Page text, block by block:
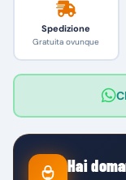
Spedizione
Gratuita ovunque
Hai